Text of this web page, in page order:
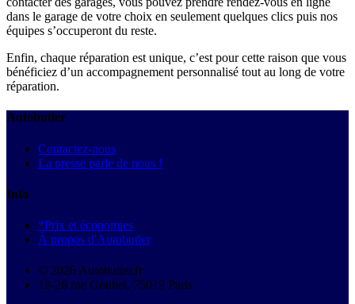
dans le garage de votre choix en seulement quelques clics puis nos
équipes s’occuperont du reste.
Enfin, chaque réparation est unique, c’est pour cette raison que vous
bénéficiez d’un accompagnement personnalisé tout au long de votre
réparation.
Autobutler
Contactez-nous
La presse parle de nous !
Info
*Prix et économies
À propos d'Autobutler
© 2026 Autobutler.fr
18-26 rue Goubet, 75019 Paris